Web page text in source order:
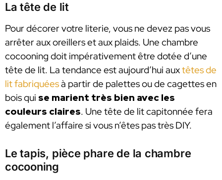
La tête de lit
Pour décorer votre literie, vous ne devez pas vous
arrêter aux oreillers et aux plaids. Une chambre
cocooning doit impérativement être dotée d’une
tête de lit. La tendance est aujourd’hui auxtêtes de
lit fabriquéesà partir de palettes ou de cagettes en
bois qui se marient très bien avec les
couleurs claires. Une tête de lit capitonnée fera
également l’affaire si vous n’êtes pas très DIY.
Le tapis, pièce phare de la chambre
cocooning